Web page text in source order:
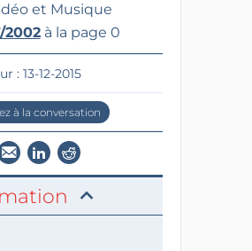
et Musique
2002à la page 0
: 13-12-2015
à la conversation